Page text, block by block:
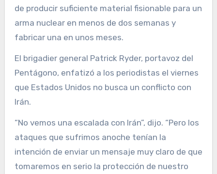
de producir suficiente material fisionable para un
arma nuclear en menos de dos semanas y
fabricar una en unos meses.
El brigadier general Patrick Ryder, portavoz del
Pentágono, enfatizó a los periodistas el viernes
que Estados Unidos no busca un conflicto con
Irán.
“No vemos una escalada con Irán”, dijo. “Pero los
ataques que sufrimos anoche tenían la
intención de enviar un mensaje muy claro de que
tomaremos en serio la protección de nuestro